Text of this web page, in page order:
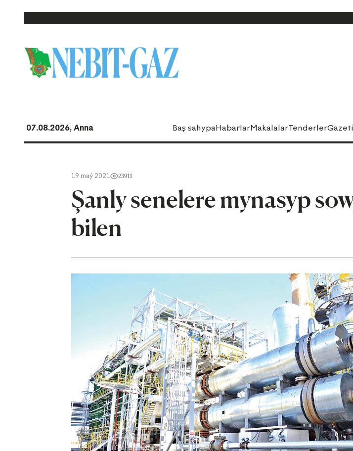
07.08.2026, Anna Baş sahypaHabarlarMakalalarTenderler
19 maý 2021 23911
Şanly senelere mynasyp
bilen